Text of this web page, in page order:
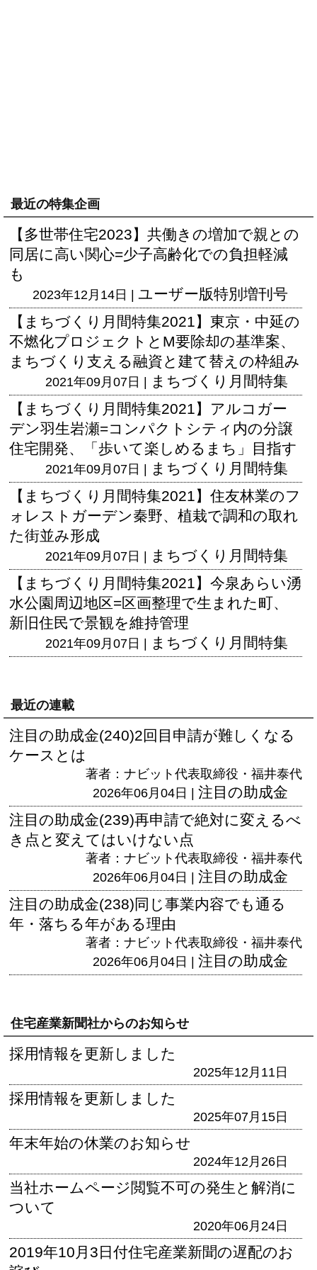
最近の特集企画
【多世帯住宅2023】共働きの増加で親との
同居に高い関心=少子高齢化での負担軽減
も
2023年12月14日 | ユーザー版特別増刊号
【まちづくり月間特集2021】東京・中延の
不燃化プロジェクトとM要除却の基準案、
まちづくり支える融資と建て替えの枠組み
2021年09月07日 | まちづくり月間特集
【まちづくり月間特集2021】アルコガー
デン羽生岩瀬=コンパクトシティ内の分譲
住宅開発、「歩いて楽しめるまち」目指す
2021年09月07日 | まちづくり月間特集
【まちづくり月間特集2021】住友林業のフ
ォレストガーデン秦野、植栽で調和の取れ
た街並み形成
2021年09月07日 | まちづくり月間特集
【まちづくり月間特集2021】今泉あらい湧
水公園周辺地区=区画整理で生まれた町、
新旧住民で景観を維持管理
2021年09月07日 | まちづくり月間特集
最近の連載
注目の助成金(240)2回目申請が難しくなる
ケースとは
著者：ナビット代表取締役・福井泰代
2026年06月04日 | 注目の助成金
注目の助成金(239)再申請で絶対に変えるべ
き点と変えてはいけない点
著者：ナビット代表取締役・福井泰代
2026年06月04日 | 注目の助成金
注目の助成金(238)同じ事業内容でも通る
年・落ちる年がある理由
著者：ナビット代表取締役・福井泰代
2026年06月04日 | 注目の助成金
住宅産業新聞社からのお知らせ
採用情報を更新しました
2025年12月11日
採用情報を更新しました
2025年07月15日
年末年始の休業のお知らせ
2024年12月26日
当社ホームページ閲覧不可の発生と解消に
ついて
2020年06月24日
2019年10月3日付住宅産業新聞の遅配のお